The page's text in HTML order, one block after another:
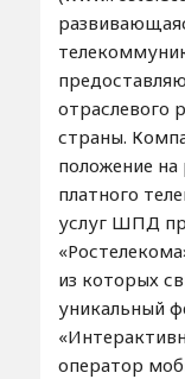
отраслевого
страны.
положение
платного
услуг ШПД
из которых
уникальный
оператор